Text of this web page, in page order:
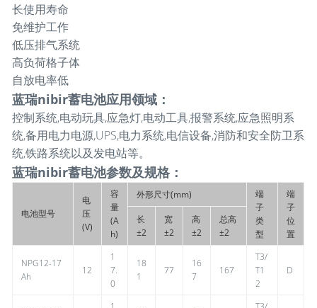
长使用寿命
免维护工作
低压排气系统
高负荷格子体
自放电率低
蓝瑞nibir蓄电池应用领域 ：
控制系统,电动玩具,应急灯,电动工具,报警系统,应急照明系
统,备用电力电源,UPS,电力系统,电信设备,消防和安全防卫系
统,铁路系统以及发电站等。
蓝瑞nibir蓄电池参数及规格：
电池型号
电
压
(V)
容
量
(A
h)
外形尺寸(mm)
端
子
类
型
端
子
位
置
长
±2
宽
±2
高
±2
总高
±2
NPG12-17
Ah
12
1
7.
0
18
1
77
16
7
167
T3/
T1
2
D